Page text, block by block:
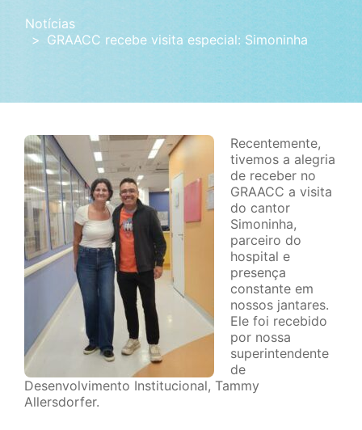
Notícias
GRAACC recebe visita especial: Simoninha
Recentemente,
tivemos a alegria
de receber no
GRAACC a visita
do cantor
Simoninha,
parceiro do
hospital e
presença
constante em
nossos jantares.
Ele foi recebido
por nossa
superintendente
de
Desenvolvimento Institucional, Tammy
Allersdorfer.